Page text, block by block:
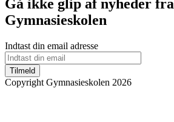
Gå ikke glip af nyheder fra
Gymnasieskolen
Indtast din email adresse
Tilmeld
Copyright Gymnasieskolen 2026